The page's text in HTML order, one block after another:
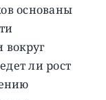
основаны
вокруг
ли рост